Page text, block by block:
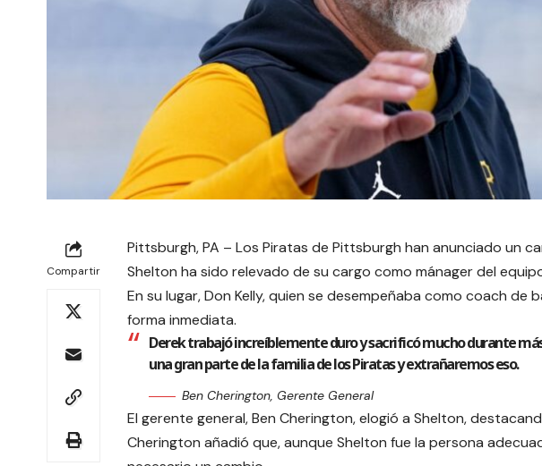
Compartir
Pittsburgh, PA – Los Piratas de Pittsburgh han anunciado un
Shelton ha sido relevado de su cargo como mánager del
En su lugar, Don Kelly, quien se desempeñaba como coach de
forma inmediata.
Derek trabajó increíblemente duro y sacrificó mucho durante
una gran parte de la familia de los Piratas y extrañaremos eso.
Ben Cherington, Gerente General
El gerente general, Ben Cherington, elogió a Shelton,
Cherington añadió que, aunque Shelton fue la persona